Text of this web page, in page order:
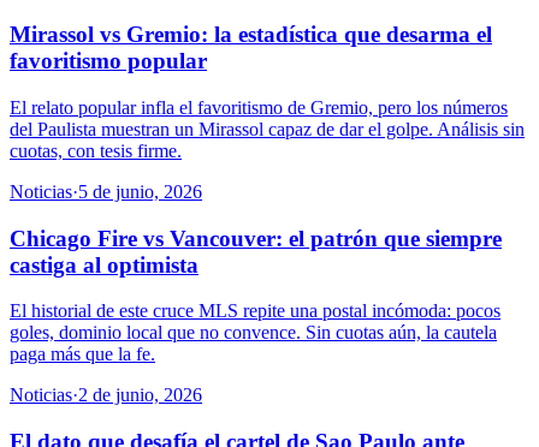
Mirassol vs Gremio: la estadística que desarma el
favoritismo popular
El relato popular infla el favoritismo de Gremio, pero los números
del Paulista muestran un Mirassol capaz de dar el golpe. Análisis sin
cuotas, con tesis firme.
Noticias·5 de junio, 2026
Chicago Fire vs Vancouver: el patrón que siempre
castiga al optimista
El historial de este cruce MLS repite una postal incómoda: pocos
goles, dominio local que no convence. Sin cuotas aún, la cautela
paga más que la fe.
Noticias·2 de junio, 2026
El dato que desafía el cartel de Sao Paulo ante